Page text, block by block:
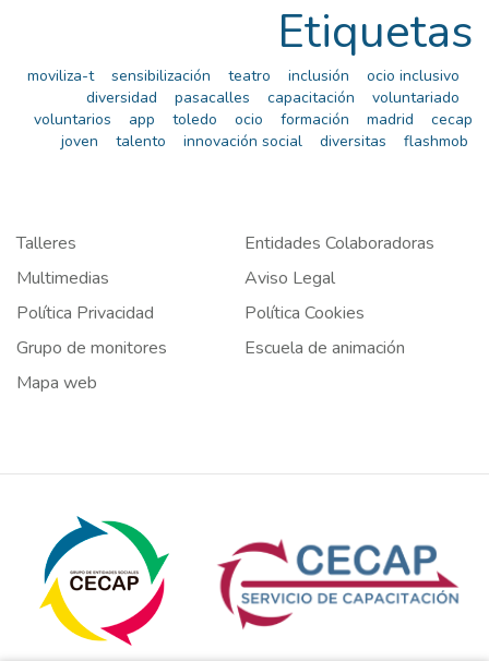
Etiquetas
moviliza-t sensibilización teatro inclusión
ocio inclusivo
diversidad
pasacalles capacitación
voluntariado
voluntarios
app toledo ocio formación madrid
cecap
joven
talento innovación social diversitas flashmob
Talleres
Entidades Colaboradoras
Multimedias
Aviso Legal
Política Privacidad
Política Cookies
Grupo de monitores
Escuela de animación
Mapa web